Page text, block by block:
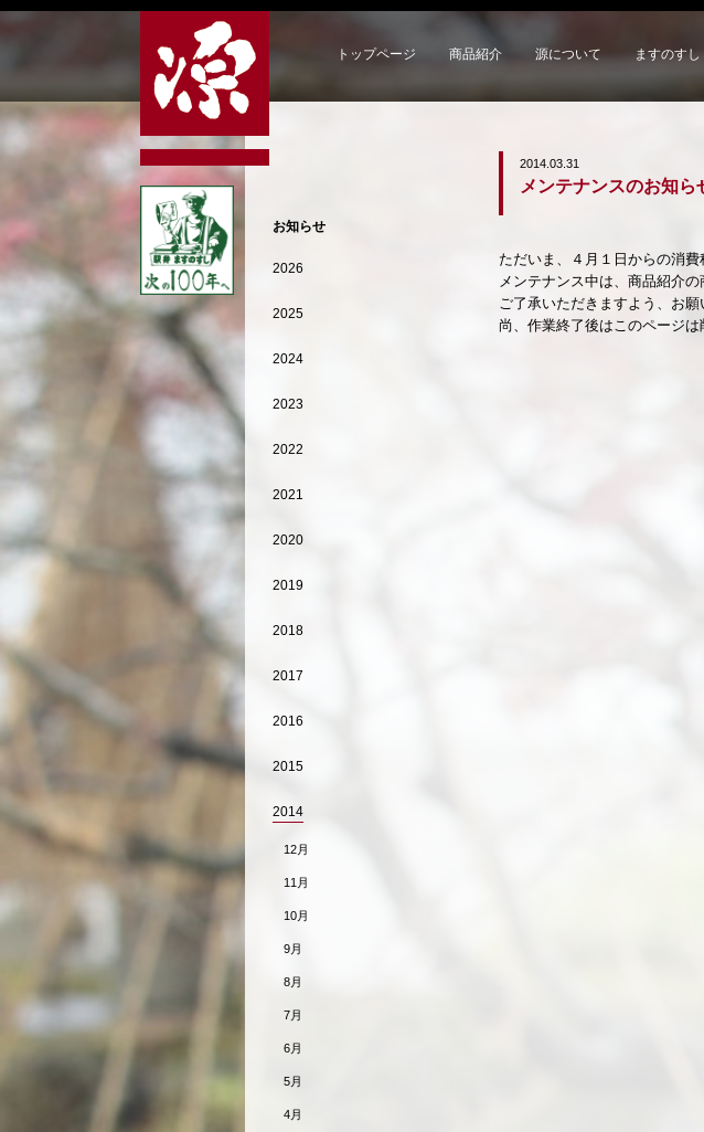
トップページ 商品紹介 源について ますのす
2014.03.31
メンテナンスのお知ら
ただいま、４月１日からの消
メンテナンス中は、商品紹介
ご了承いただきますよう、お願
尚、作業終了後はこのページは
お知らせ
2026
2025
2024
2023
2022
2021
2020
2019
2018
2017
2016
2015
2014
12月
11月
10月
9月
8月
7月
6月
5月
4月